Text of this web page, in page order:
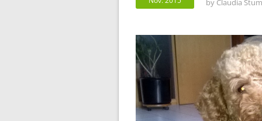
by Claudia